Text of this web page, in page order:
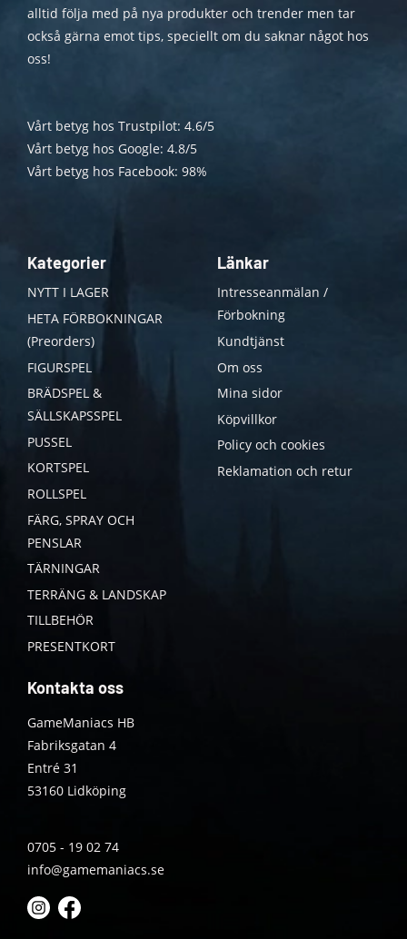
alltid följa med på nya produkter och trender men tar
också gärna emot tips, speciellt om du saknar något hos
oss!
Vårt betyg hos Trustpilot: 4.6/5
Vårt betyg hos Google: 4.8/5
Vårt betyg hos Facebook: 98%
Kategorier
NYTT I LAGER
HETA FÖRBOKNINGAR
(Preorders)
FIGURSPEL
BRÄDSPEL &
SÄLLSKAPSSPEL
PUSSEL
KORTSPEL
ROLLSPEL
FÄRG, SPRAY OCH
PENSLAR
TÄRNINGAR
TERRÄNG & LANDSKAP
TILLBEHÖR
PRESENTKORT
Länkar
Intresseanmälan /
Förbokning
Kundtjänst
Om oss
Mina sidor
Köpvillkor
Policy och cookies
Reklamation och retur
Kontakta oss
GameManiacs HB
Fabriksgatan 4
Entré 31
53160 Lidköping
0705 - 19 02 74
info@gamemaniacs.se